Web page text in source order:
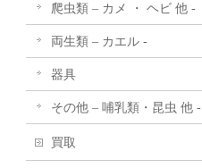
爬虫類 – カメ ・ ヘビ 他 -
両生類 – カエル -
器具
その他 – 哺乳類・昆虫 他 -
買取